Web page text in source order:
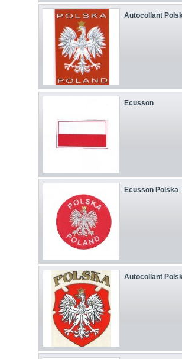
Autocollant
Ecusson
Ecusson Polska
Autocollant